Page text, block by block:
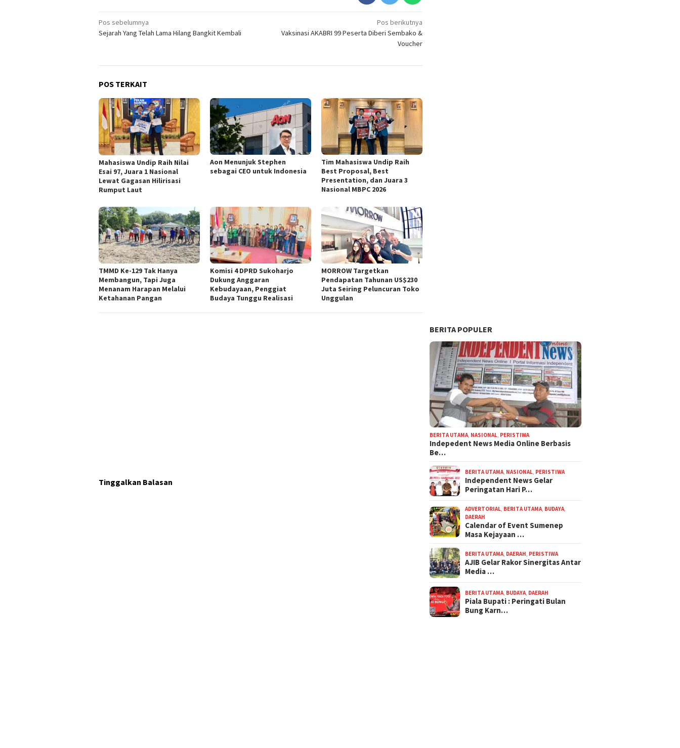
Navigasi
pos
Pos sebelumnya
Sejarah Yang Telah Lama Hilang Bangkit Kembali
Pos berikutnya
Vaksinasi AKABRI 99 Peserta Diberi Sembako &
Voucher
POS TERKAIT
Mahasiswa Undip Raih Nilai
Esai 97, Juara 1 Nasional
Lewat Gagasan Hilirisasi
Rumput Laut
Aon Menunjuk Stephen
sebagai CEO untuk Indonesia
Tim Mahasiswa Undip Raih
Best Proposal, Best
Presentation, dan Juara 3
Nasional MBPC 2026
TMMD Ke-129 Tak Hanya
Membangun, Tapi Juga
Menanam Harapan Melalui
Ketahanan Pangan
Komisi 4 DPRD Sukoharjo
Dukung Anggaran
Kebudayaan, Penggiat
Budaya Tunggu Realisasi
MORROW Targetkan
Pendapatan Tahunan US$230
Juta Seiring Peluncuran Toko
Unggulan
Tinggalkan Balasan
BERITA POPULER
BERITA UTAMA NASIONAL PERISTIWA
Indepedent News Media Online Berbasis
Be…
BERITA UTAMA NASIONAL PERISTIWA
Independent News Gelar
Peringatan Hari P…
ADVERTORIAL BERITA UTAMA BUDAYA
DAERAH
Calendar of Event Sumenep
Masa Kejayaan …
BERITA UTAMA DAERAH PERISTIWA
AJIB Gelar Rakor Sinergitas Antar
Media …
BERITA UTAMA BUDAYA DAERAH
Piala Bupati : Peringati Bulan
Bung Karn…